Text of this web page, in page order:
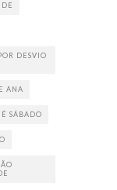
DESVIO
ANA
SÁBADO